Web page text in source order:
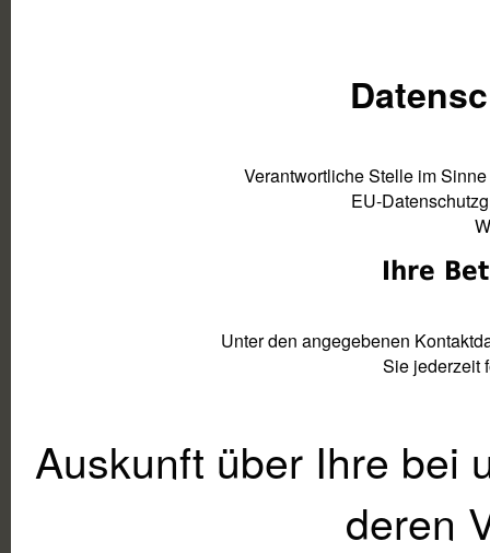
Verantwortliche Stelle im
EU-
Ihre
Unter den angegebenen
Sie jederzeit
Auskunft über Ihre bei
deren